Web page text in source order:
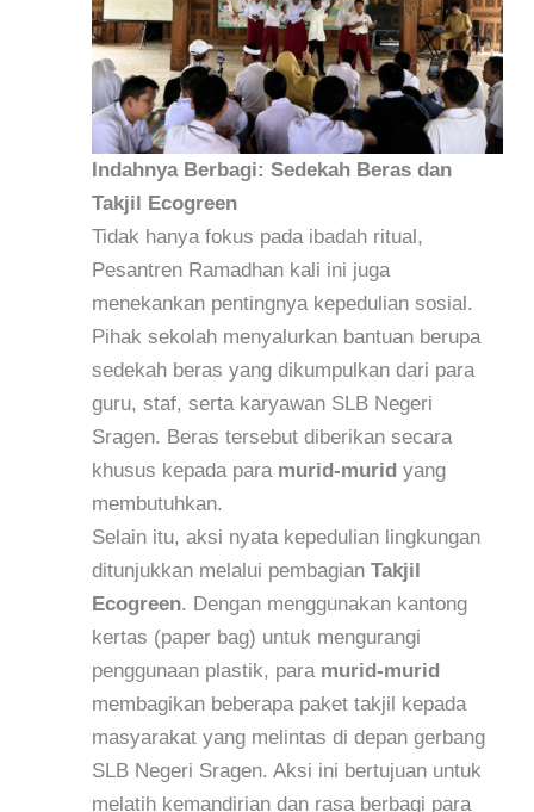
Indahnya Berbagi: Sedekah Beras dan
Takjil Ecogreen
Tidak hanya fokus pada ibadah ritual,
Pesantren Ramadhan kali ini juga
menekankan pentingnya kepedulian sosial.
Pihak sekolah menyalurkan bantuan berupa
sedekah beras yang dikumpulkan dari para
guru, staf, serta karyawan SLB Negeri
Sragen. Beras tersebut diberikan secara
khusus kepada para murid-murid yang
membutuhkan.
Selain itu, aksi nyata kepedulian lingkungan
ditunjukkan melalui pembagianTakjil
Ecogreen. Dengan menggunakan kantong
kertas (paper bag) untuk mengurangi
penggunaan plastik, para murid-murid
membagikan beberapa paket takjil kepada
masyarakat yang melintas di depan gerbang
SLB Negeri Sragen. Aksi ini bertujuan untuk
melatih kemandirian dan rasa berbagi para